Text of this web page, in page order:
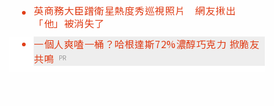
英商務大臣蹭衛星熱度秀巡視照片 網友揪出
「他」被消失了
一個人爽嗑一桶？哈根達斯72%濃醇巧克力 掀脆友
共鳴 PR